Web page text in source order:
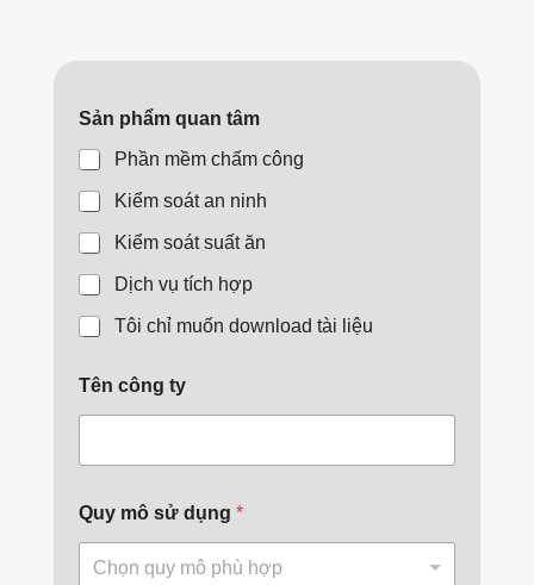
Sản phẩm quan tâm
Phần mềm chấm công
Kiểm soát an ninh
Kiểm soát suất ăn
Dịch vụ tích hợp
Tôi chỉ muốn download tài liệu
Tên công ty
Quy mô sử dụng *
Chọn quy mô phù hợp